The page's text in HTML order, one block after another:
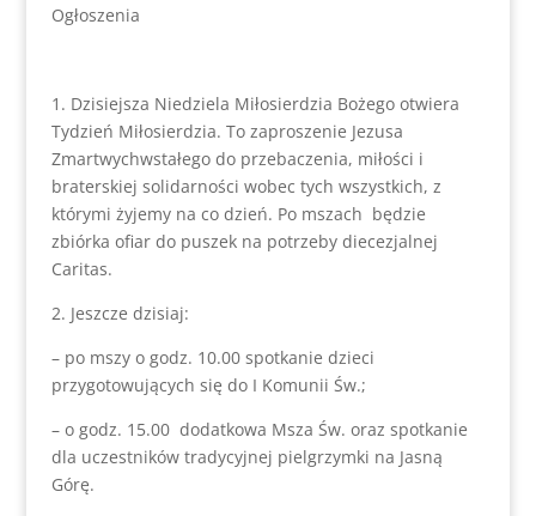
Ogłoszenia
1. Dzisiejsza Niedziela Miłosierdzia Bożego otwiera
Tydzień Miłosierdzia. To zaproszenie Jezusa
Zmartwychwstałego do przebaczenia, miłości i
braterskiej solidarności wobec tych wszystkich, z
którymi żyjemy na co dzień. Po mszach będzie
zbiórka ofiar do puszek na potrzeby diecezjalnej
Caritas.
2. Jeszcze dzisiaj:
– po mszy o godz. 10.00 spotkanie dzieci
przygotowujących się do I Komunii Św.;
– o godz. 15.00 dodatkowa Msza Św. oraz spotkanie
dla uczestników tradycyjnej pielgrzymki na Jasną
Górę.